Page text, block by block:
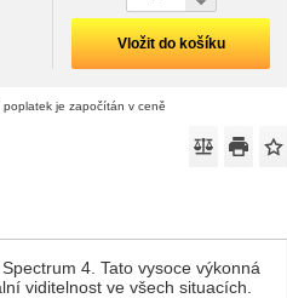
Vložit do košíku
poplatek je započítán v ceně
4. Tato vysoce výkonná
viditelnost ve všech situacích.